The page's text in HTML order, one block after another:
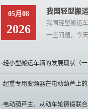
05月08
2026
我国轻型搬
我国轻型搬运
一些问题，今
·轻小型搬运车辆的发展现状（一
·起重专用变频器在电动葫芦上
·电动葫芦主、从动车轮铸锻联